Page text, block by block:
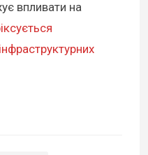
впливати на